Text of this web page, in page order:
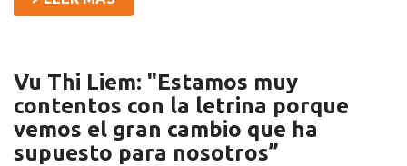
Vu Thi Liem: "Estamos muy
contentos con la letrina porque
vemos el gran cambio que ha
supuesto para nosotros”